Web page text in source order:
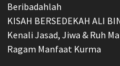
Beribadahlah
KISAH BERSEDEKAH ALI
Kenali Jasad, Jiwa & Ruh
Ragam Manfaat Kurma